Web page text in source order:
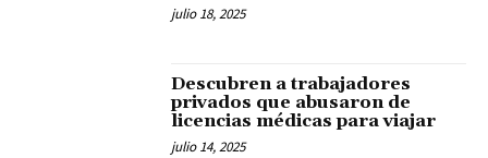
julio 18, 2025
Descubren a trabajadores
privados que abusaron de
licencias médicas para viajar
julio 14, 2025